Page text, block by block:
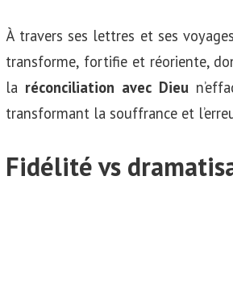
À travers ses lettres et ses
transforme, fortifie et réoriente,
la réconciliation avec Dieu
transformant la souffrance et
Fidélité vs